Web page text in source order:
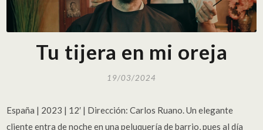
Tu tijera en mi oreja
19/03/2024
España | 2023 | 12′ | Dirección: Carlos Ruano. Un elegante
cliente entra de noche en una peluquería de barrio, pues al día